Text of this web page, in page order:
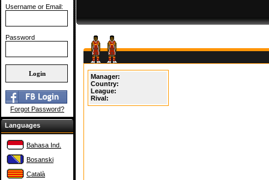
Username or Email:
Password
Forgot Password?
Languages
Bahasa Ind.
Bosanski
Català
Manager:
Country:
League:
Rival: